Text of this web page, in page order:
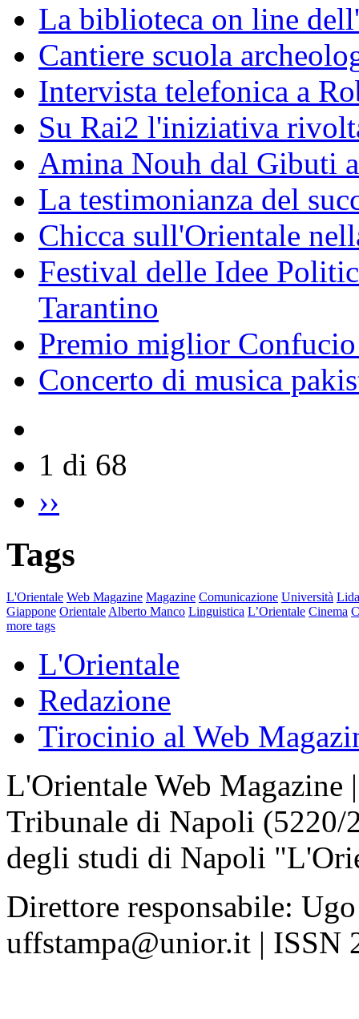
La biblioteca on line
Cantiere scuola
Intervista telefonica a
Su Rai2 l'iniziativa
Amina Nouh dal Gibuti
La testimonianza del
Chicca sull'Orientale
Festival delle Idee
Tarantino
Premio miglior
Concerto di musica
1 di 68
››
Tags
L'Orientale Web Magazine Magazine Comunicazione Università
Giappone Orientale Alberto Manco Linguistica L’Orientale Cinema
more tags
L'Orientale
Redazione
Tirocinio al Web
L'Orientale Web Magazine
Tribunale di Napoli
degli studi di Napoli
Direttore responsabile:
uffstampa@unior.it | ISSN